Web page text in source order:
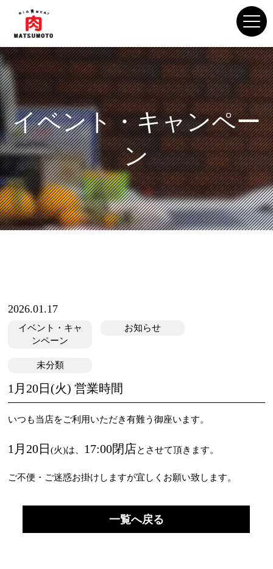
イベント・キャンペー
ン
2026.01.17
イベント・キャ
ンペーン
お知らせ
未分類
1月20日(火) 営業時間
いつも当店をご利用いただき有難う御座います。
1月20日(火)は、 17:00閉店とさせて頂きます。
ご不便・ご迷惑お掛けしますが宜しくお願い致します。
一覧へ戻る